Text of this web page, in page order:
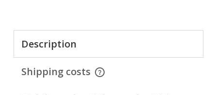
Description
Shipping costs
The price does not include any possible payment costs